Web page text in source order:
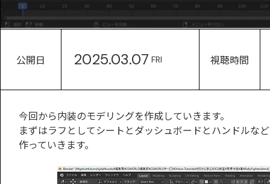
公開日 2025.03.07 FRI 視聴時間
今回から内装のモデリングを作成していきます。
まずはラフとしてシートとダッシュボードとハンドルな
作っていきます。